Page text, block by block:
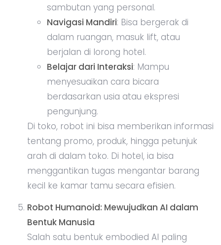
sambutan yang personal.
Navigasi Mandiri: Bisa bergerak di
dalam ruangan, masuk lift, atau
berjalan di lorong hotel.
Belajar dari Interaksi: Mampu
menyesuaikan cara bicara
berdasarkan usia atau ekspresi
pengunjung.
Di toko, robot ini bisa memberikan informasi
tentang promo, produk, hingga petunjuk
arah di dalam toko. Di hotel, ia bisa
menggantikan tugas mengantar barang
kecil ke kamar tamu secara efisien.
Robot Humanoid: Mewujudkan AI dalam
Bentuk Manusia
Salah satu bentuk embodied AI paling